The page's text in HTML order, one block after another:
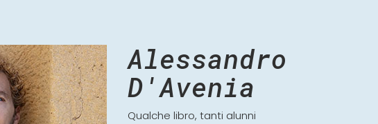
Alessandro
D'Avenia
Qualche libro, tanti alunni